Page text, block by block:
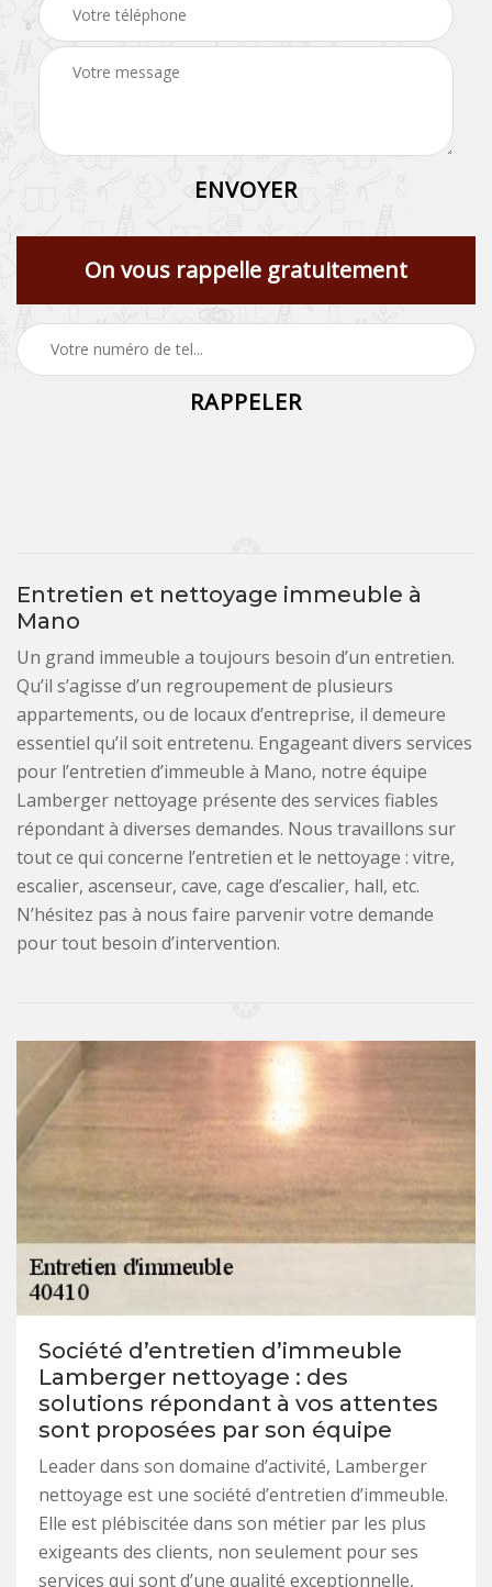
On vous rappelle gratuitement
Entretien et nettoyage immeuble à
Mano
Un grand immeuble a toujours besoin d’un entretien.
Qu’il s’agisse d’un regroupement de plusieurs
appartements, ou de locaux d’entreprise, il demeure
essentiel qu’il soit entretenu. Engageant divers services
pour l’entretien d’immeuble à Mano, notre équipe
Lamberger nettoyage présente des services fiables
répondant à diverses demandes. Nous travaillons sur
tout ce qui concerne l’entretien et le nettoyage : vitre,
escalier, ascenseur, cave, cage d’escalier, hall, etc.
N’hésitez pas à nous faire parvenir votre demande
pour tout besoin d’intervention.
Société d’entretien d’immeuble
Lamberger nettoyage : des
solutions répondant à vos attentes
sont proposées par son équipe
Leader dans son domaine d’activité, Lamberger
nettoyage est une société d’entretien d’immeuble.
Elle est plébiscitée dans son métier par les plus
exigeants des clients, non seulement pour ses
services qui sont d’une qualité exceptionnelle,